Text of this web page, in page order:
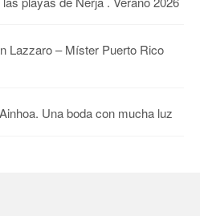
Lazzaro – Míster Puerto Rico
Una boda con mucha luz